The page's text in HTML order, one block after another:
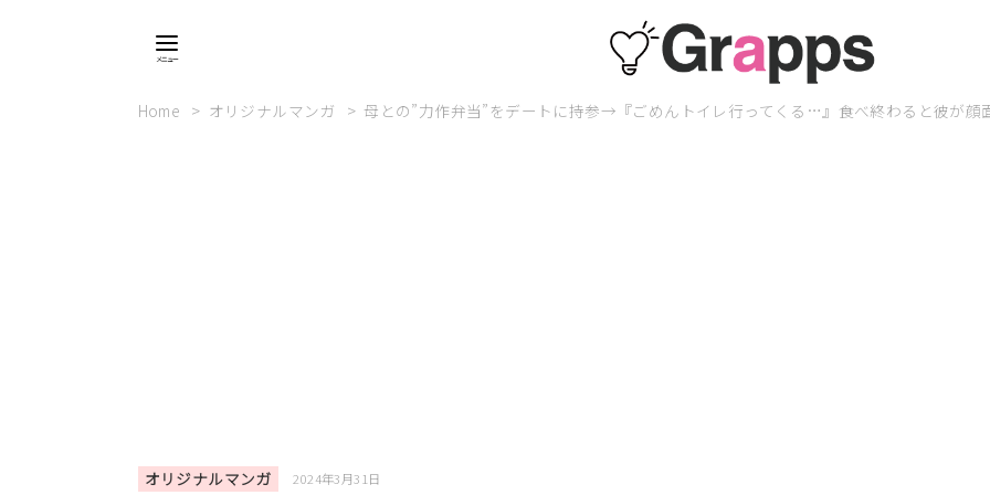
Home オリジナルマンガ 母との”力作弁当”をデートに持参→『ごめんトイレ行ってくる…』食べ終わると彼が顔
オリジナルマンガ 2024年3月31日